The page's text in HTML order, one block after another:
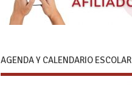
AGENDA Y CALENDARIO ESCOLAR